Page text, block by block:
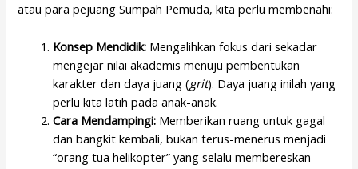
atau para pejuang Sumpah Pemuda, kita perlu membenahi:
Konsep Mendidik: Mengalihkan fokus dari sekadar
mengejar nilai akademis menuju pembentukan
karakter dan daya juang (grit). Daya juang inilah yang
perlu kita latih pada anak-anak.
Cara Mendampingi: Memberikan ruang untuk gagal
dan bangkit kembali, bukan terus-menerus menjadi
“orang tua helikopter” yang selalu membereskan